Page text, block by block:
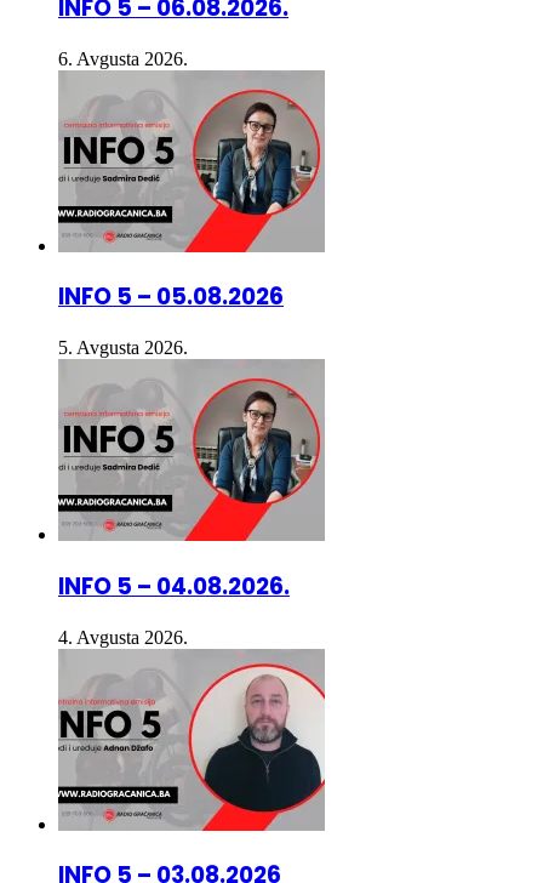
6. Avgusta 2026.
INFO 5 – 05.08.2026
5. Avgusta 2026.
INFO 5 – 04.08.2026.
4. Avgusta 2026.
INFO 5 – 03.08.2026